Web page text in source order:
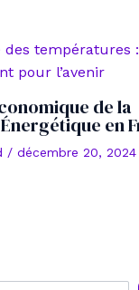
de la
en
/ décembre 20, 2024